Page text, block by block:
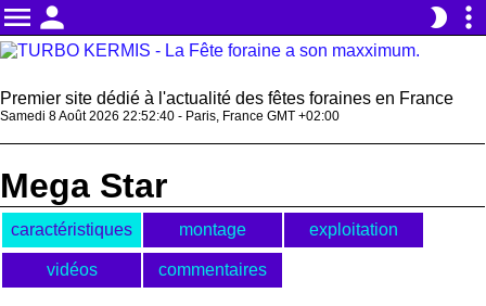
menu person brightness_2 more_vert
Premier site dédié à l'actualité des fêtes foraines en France
Samedi 8 Août 2026 22:52:40 - Paris, France GMT +02:00
Mega Star
caractéristiques montage exploitation
vidéos commentaires